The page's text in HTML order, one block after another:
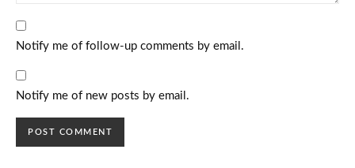
Notify me of follow-up comments by email.
Notify me of new posts by email.